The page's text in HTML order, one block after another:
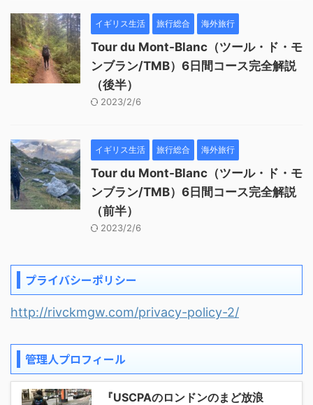
イギリス生活 旅行総合 海外旅行
Tour du Mont-Blanc（ツール・ド・モ
ンブラン/TMB）6日間コース完全解説
（後半）
2023/2/6
イギリス生活 旅行総合 海外旅行
Tour du Mont-Blanc（ツール・ド・モ
ンブラン/TMB）6日間コース完全解説
（前半）
2023/2/6
プライバシーポリシー
http://rivckmgw.com/privacy-policy-2/
管理人プロフィール
『USCPAのロンドンのまど放浪